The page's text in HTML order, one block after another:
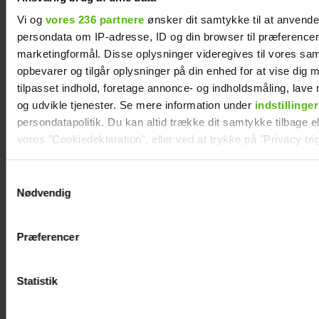
Vi og vores 236 partnere ønsker dit samtykke til at
persondata om IP-adresse, ID og din browser til
marketingformål. Disse oplysninger videregives til vores
opbevarer og tilgår oplysninger på din enhed for at vise dig
tilpasset indhold, foretage annonce- og indholdsmåling, lave
og udvikle tjenester. Se mere information under indstillinger
persondatapolitik. Du kan altid trække dit samtykke tilbage
vores "Cookiedeklaration", eller ved at trykke på "Privacy
Vi anvender egne cookies og cookies fra tredjeparter til at
generere statistik og huske dine præferencer samt til brug
Nødvendig
Præferencer
Statistik
"Årgang 20"-par har
taget svær
Nikolaj Lie Kaas
rørt og